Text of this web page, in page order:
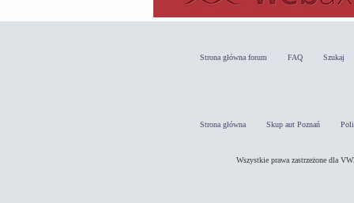
Strona główna forum FAQ Szukaj
Strona główna Skup aut Poznań
Wszystkie prawa zastrzeżone dla